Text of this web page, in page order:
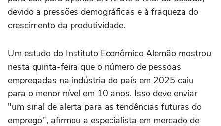
devido a pressões demográficas e à fraqueza do
crescimento da produtividade.
Um estudo do ⁠Instituto Econômico Alemão mostrou
nesta quinta-feira que o número de pessoas
empregadas na indústria do país em 2025 caiu
para o menor nível em 10 anos. Isso deve enviar
"um sinal de alerta para as tendências futuras do
emprego", afirmou a especialista em mercado de